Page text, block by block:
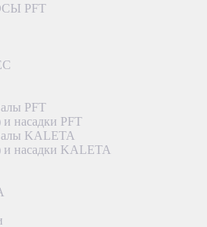
PFT
PFT
насадки PFT
KALETA
и насадки KALETA